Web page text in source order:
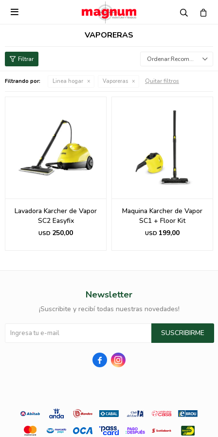

VAPORERAS
Recomendados
Filtrando por: Linea hogar Vaporeras Quitar filtros
Lavadora Karcher de Vapor
SC2 Easyfix
USD 250,00
Maquina Karcher de Vapor
SC1 + Floor Kit
USD 199,00
Newsletter
¡Suscribite y recibí todas nuestras novedades!
SUSCRIBIRME
 